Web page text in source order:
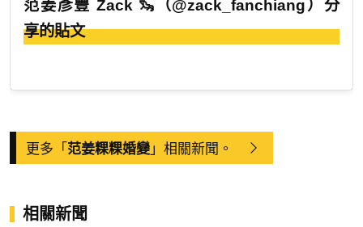
范姜彥豐 Zack 🦦（@zack_fanchiang）分
享的貼文
更多「范姜粿粿婚變」相關新聞。
相關新聞